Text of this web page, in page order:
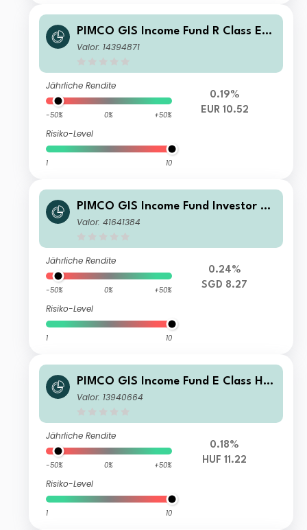
PIMCO GIS Income Fund R Class EU
R (Hedged) Accumulation
Valor: 14394871
Jährliche Rendite
-50% 0% +50%
Risiko-Level
1 10
0.19%
EUR 10.52
PIMCO GIS Income Fund Investor S
GD (Hedged) Income
Valor: 41641384
Jährliche Rendite
-50% 0% +50%
Risiko-Level
1 10
0.24%
SGD 8.27
PIMCO GIS Income Fund E Class HU
F (Hedged) Accumulation
Valor: 13940664
Jährliche Rendite
-50% 0% +50%
Risiko-Level
1 10
0.18%
HUF 11.22